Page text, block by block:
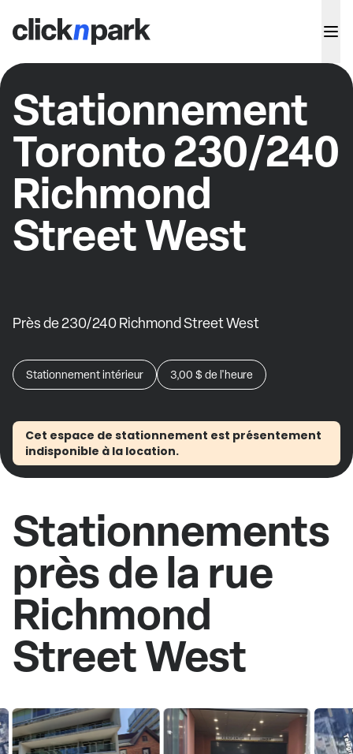
Stationnement
Toronto 230/240
Richmond
Street West
Près de 230/240 Richmond Street West
Stationnement intérieur 3,00 $ de l'heure
Cet espace de stationnement est présentement
indisponible à la location.
Stationnements
près de la rue
Richmond
Street West